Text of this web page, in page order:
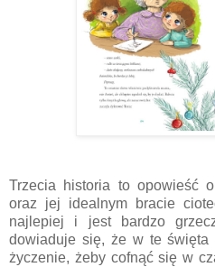
Trzecia historia to opowieść
oraz jej idealnym bracie
najlepiej i jest bardzo
dowiaduje się, że w te święta
życzenie, żeby cofnąć się w